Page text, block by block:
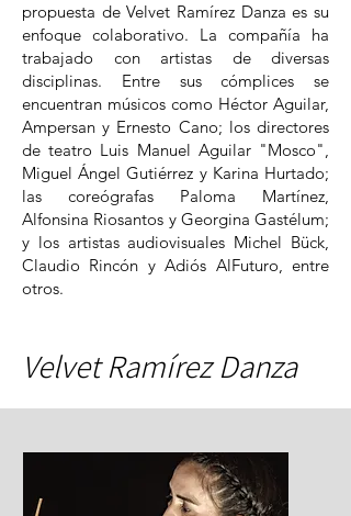
propuesta de Velvet Ramírez Danza es su
enfoque colaborativo. La compañía ha
trabajado con artistas de diversas
disciplinas. Entre sus cómplices se
encuentran músicos como Héctor Aguilar,
Ampersan y Ernesto Cano; los directores
de teatro Luis Manuel Aguilar "Mosco",
Miguel Ángel Gutiérrez y Karina Hurtado;
las coreógrafas Paloma Martínez,
Alfonsina Riosantos y Georgina Gastélum;
y los artistas audiovisuales Michel Bück,
Claudio Rincón y Adiós AlFuturo, entre
otros.
Velvet Ramírez Danza